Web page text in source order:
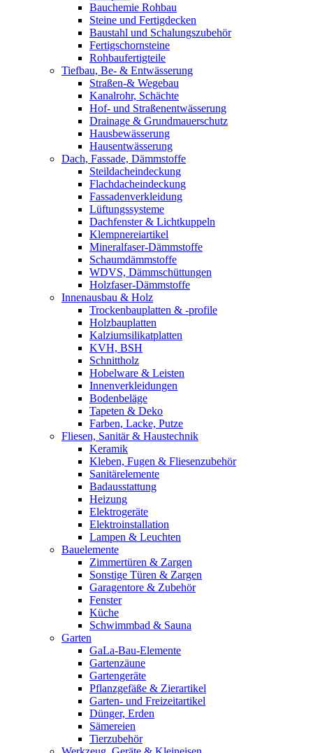
Bauchemie Rohbau
Steine und Fertigdecken
Baustahl und Schalungszubehör
Fertigschornsteine
Rohbaufertigteile
Tiefbau, Be- & Entwässerung
Straßen-& Wegebau
Kanalrohr, Schächte
Hof- und Straßenentwässerung
Drainage & Grundmauerschutz
Hausbewässerung
Hausentwässerung
Dach, Fassade, Dämmstoffe
Steildacheindeckung
Flachdacheindeckung
Fassadenverkleidung
Lüftungssysteme
Dachfenster & Lichtkuppeln
Klempnereiartikel
Mineralfaser-Dämmstoffe
Schaumdämmstoffe
WDVS, Dämmschüttungen
Holzfaser-Dämmstoffe
Innenausbau & Holz
Trockenbauplatten & -profile
Holzbauplatten
Kalziumsilikatplatten
KVH, BSH
Schnittholz
Hobelware & Leisten
Innenverkleidungen
Bodenbeläge
Tapeten & Deko
Farben, Lacke, Putze
Fliesen, Sanitär & Haustechnik
Keramik
Kleben, Fugen & Fliesenzubehör
Sanitärelemente
Badausstattung
Heizung
Elektrogeräte
Elektroinstallation
Lampen & Leuchten
Bauelemente
Zimmertüren & Zargen
Sonstige Türen & Zargen
Garagentore & Zubehör
Fenster
Küche
Schwimmbad & Sauna
Garten
GaLa-Bau-Elemente
Gartenzäune
Gartengeräte
Pflanzgefäße & Zierartikel
Garten- und Freizeitartikel
Dünger, Erden
Sämereien
Tierzubehör